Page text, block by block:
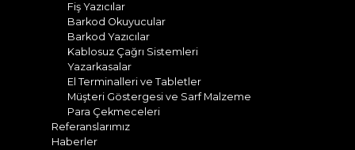
Fiş Yazıcılar
Barkod Okuyucular
Barkod Yazıcılar
Kablosuz Çağrı Sistemleri
Yazarkasalar
El Terminalleri ve Tabletler
Müşteri Göstergesi ve Sarf Malzeme
Para Çekmeceleri
Referanslarımız
Haberler